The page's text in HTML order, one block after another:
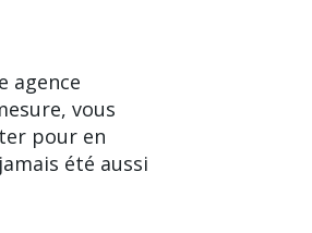
agence
vous
pour en
été aussi